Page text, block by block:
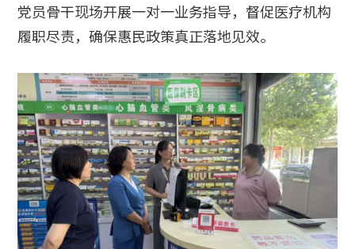
党员骨干现场开展一对一业务指导，督促医疗机构
履职尽责，确保惠民政策真正落地见效。